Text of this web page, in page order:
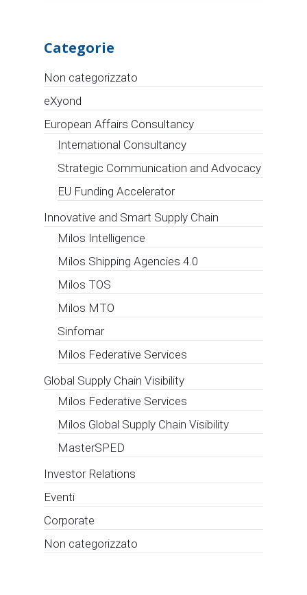
Categorie
Non categorizzato
eXyond
European Affairs Consultancy
International Consultancy
Strategic Communication and Advocacy
EU Funding Accelerator
Innovative and Smart Supply Chain
Milos Intelligence
Milos Shipping Agencies 4.0
Milos TOS
Milos MTO
Sinfomar
Milos Federative Services
Global Supply Chain Visibility
Milos Federative Services
Milos Global Supply Chain Visibility
MasterSPED
Investor Relations
Eventi
Corporate
Non categorizzato